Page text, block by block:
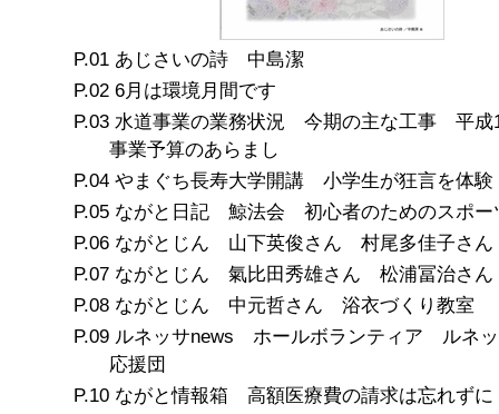
あじさいの詩 中島潔
6月は環境月間です
水道事業の業務状況 今期の主な工事 平成
事業予算のあらまし
やまぐち長寿大学開講 小学生が狂言を体験
ながと日記 鯨法会 初心者のためのスポー
ながとじん 山下英俊さん 村尾多佳子さん
ながとじん 氣比田秀雄さん 松浦冨治さん
ながとじん 中元哲さん 浴衣づくり教室
ルネッサnews ホールボランティア ルネ
応援団
ながと情報箱 高額医療費の請求は忘れずに